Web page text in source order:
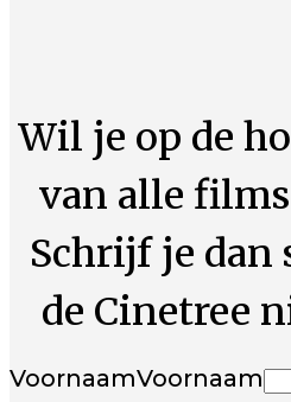
Wil je op de
van alle
Schrijf je dan
de Cinetree
VoornaamVoornaam